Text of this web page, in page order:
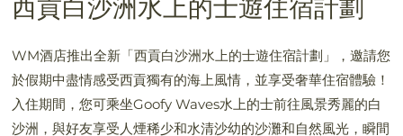
西貢白沙洲水上的士遊住宿計劃
WM酒店推出全新「西貢白沙洲水上的士遊住宿計劃」，邀請您
於假期中盡情感受西貢獨有的海上風情，並享受奢華住宿體驗！
入住期間，您可乘坐Goofy Waves水上的士前往風景秀麗的白
沙洲，與好友享受人煙稀少和水清沙幼的沙灘和自然風光，瞬間